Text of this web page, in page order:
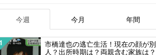
今週 今月 年間
市橋達也の逃亡生活！現在の顔が別
人？出所時期は？両親含む家族は？